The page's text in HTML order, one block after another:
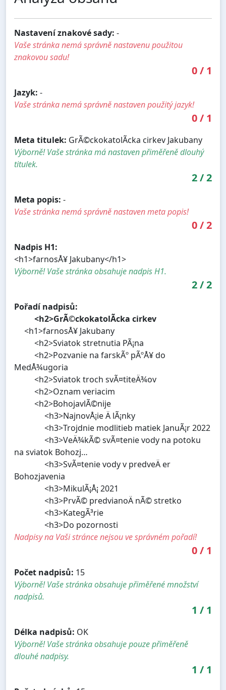
Nastavení znakové sady: -
Vaše stránka nemá správně nastavenu použitou
znakovou sadu!
0/ 1
Jazyk: -
Vaše stránka nemá správně nastaven použitý jazyk!
0/ 1
Meta titulek: GrÃ©ckokatolÃ­cka cirkev Jakubany
Výborně! Vaše stránka má nastaven přiměřeně dlouhý
titulek.
2/2
Meta popis: -
Vaše stránka nemá správně nastaven meta popis!
0/2
Nadpis H1:
<h1>farnosÅ¥ Jakubany</h1>
Výborně! Vaše stránka obsahuje nadpis H1.
2/2
Pořadí nadpisů:
<h2>GrÃ©ckokatolÃ­cka cirkev
<h1>farnosÅ¥ Jakubany
<h2>Sviatok stretnutia PÃ¡na
<h2>Pozvanie na farskÃº pÃºÅ¥ do
MedÅ¾ugoria
<h2>Sviatok troch svÃ¤titeÄ¾ov
<h2>Oznam veriacim
<h2>BohojavlÃ©nije
<h3>NajnovÅ¡ie Ä lÃ¡nky
<h3>Trojdnie modlitieb matiek JanuÃ¡r 2022
<h3>VeÄ¾kÃ© svÃ¤tenie vody na potoku
na sviatok Bohozj…
<h3>SvÃ¤tenie vody v predveÄ er
Bohozjavenia
<h3>MikulÃ¡Å¡ 2021
<h3>PrvÃ© predvianoÄ nÃ© stretko
<h3>KategÃ³rie
<h3>Do pozornosti
Nadpisy na Vaši stránce nejsou ve správném pořadí!
0/ 1
Počet nadpisů: 15
Výborně! Vaše stránka obsahuje přiměřené množství
nadpisů.
1 / 1
Délka nadpisů: OK
Výborně! Vaše stránka obsahuje pouze přiměřeně
dlouhé nadpisy.
1 / 1